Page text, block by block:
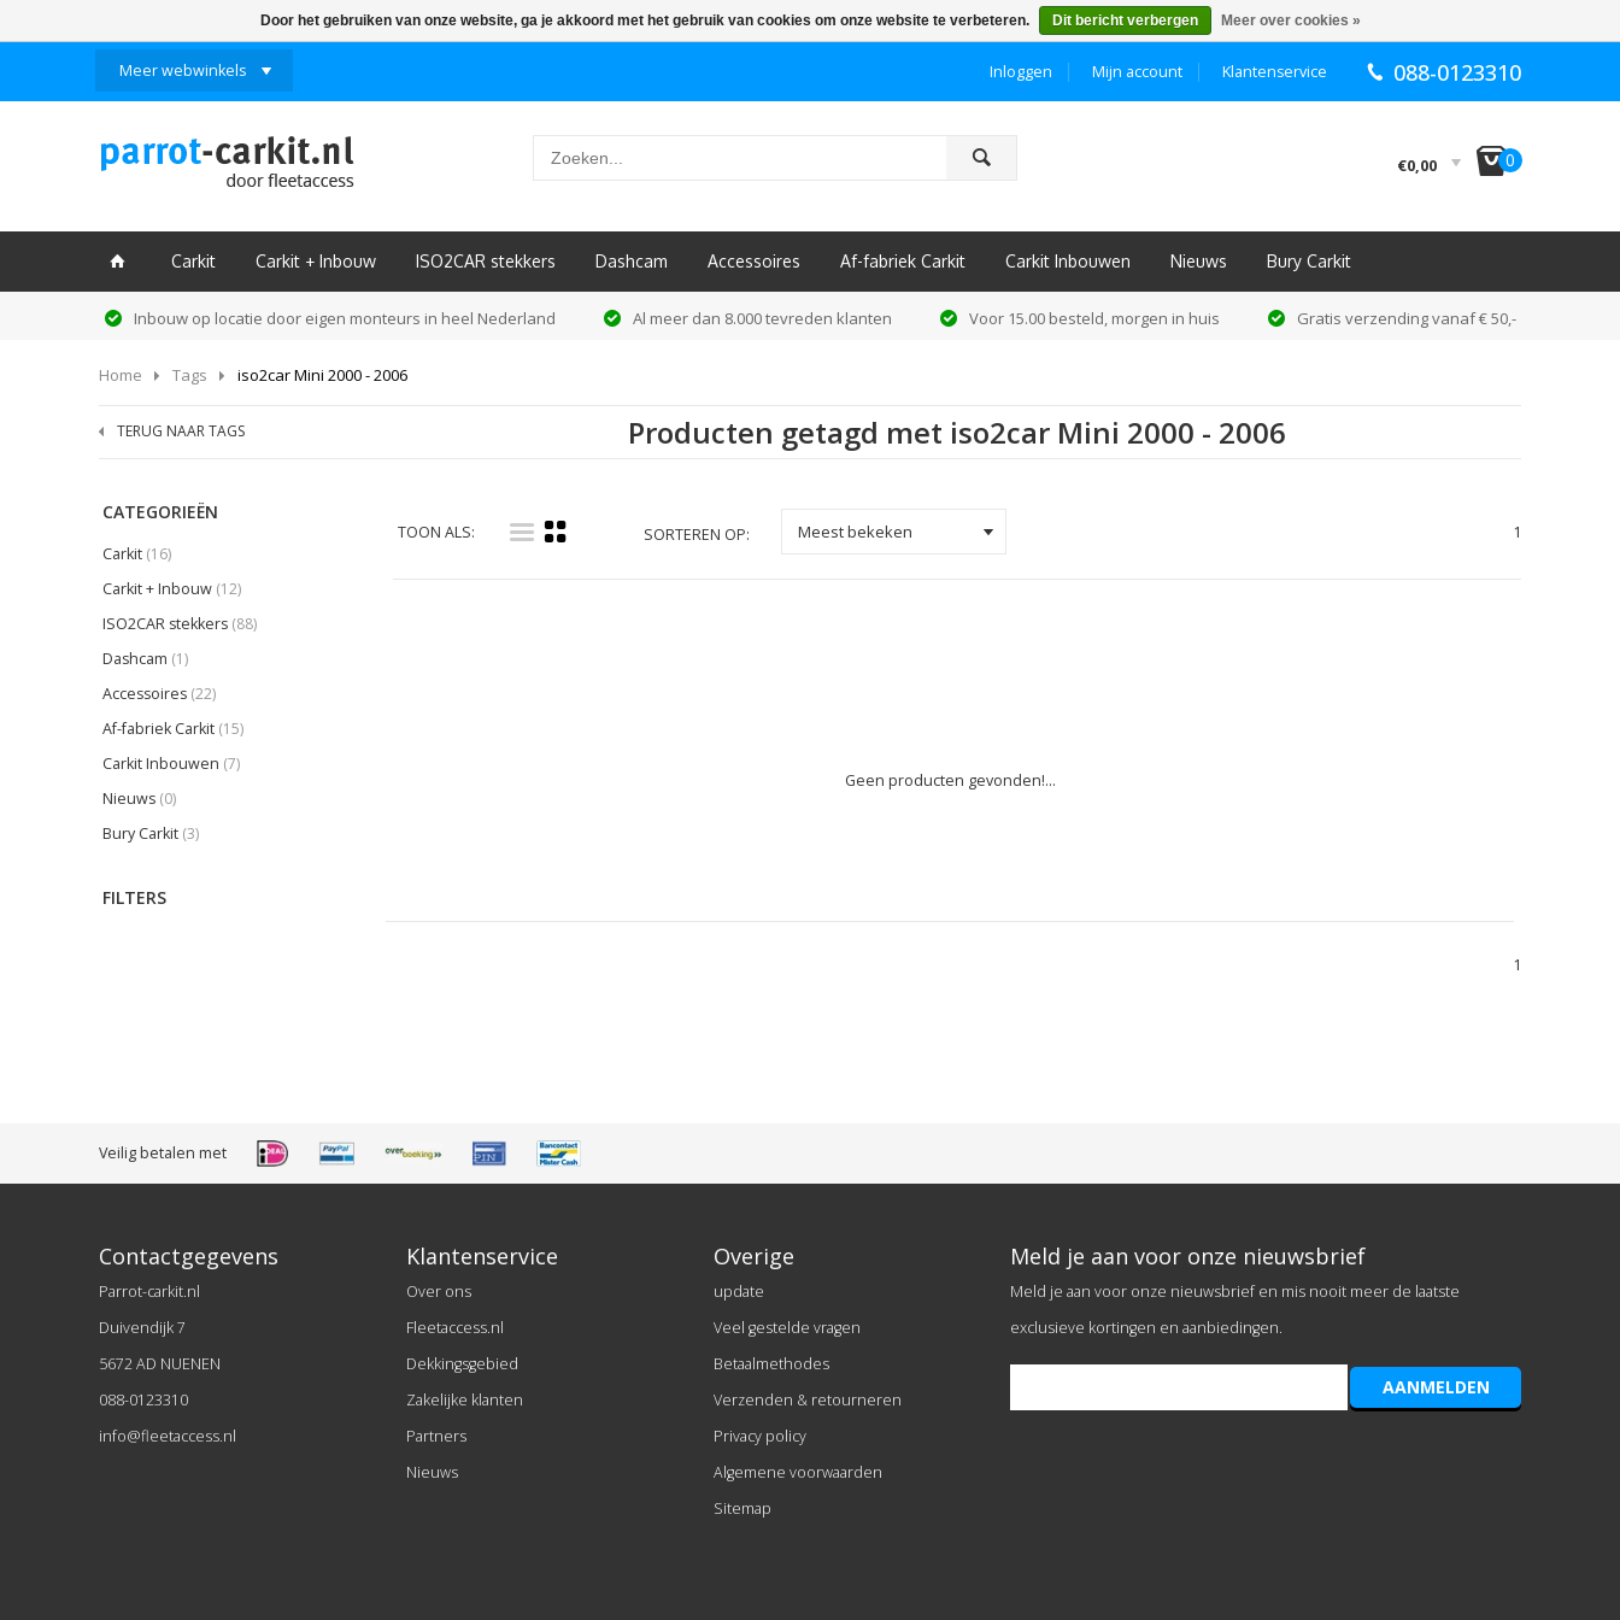
Meer webwinkels 088-0123310
Klantenservice
Mijn account
Inloggen
ô €0,00 I0
ï Carkit Carkit + Inbouw ISO2CAR stekkers Dashcam Accessoires Af-fabriek Carkit Carkit Inbouwen Nieuws Bury Carkit
Inbouw op locatie door eigen monteurs in heel Nederland Al meer dan 8.000 tevreden klanten Voor 15.00 besteld, morgen in huis Gratis verzending vanaf € 50,-
Home Tags iso2car Mini 2000 - 2006
TERUG NAAR TAGS Producten getagd met iso2car Mini 2000 - 2006
CATEGORIEËN
Carkit (16)
Carkit + Inbouw (12)
ISO2CAR stekkers (88)
Dashcam (1)
Accessoires (22)
Af-fabriek Carkit (15)
Carkit Inbouwen (7)
Nieuws (0)
Bury Carkit (3)
FILTERS
TOON ALS: i k SORTEREN OP: Meest bekeken 1
Geen producten gevonden!...
1
Veilig betalen met
Contactgegevens
Parrot-carkit.nl
Duivendijk 7
5672 AD NUENEN
088-0123310
info@fleetaccess.nl
Klantenservice
Over ons
Fleetaccess.nl
Dekkingsgebied
Zakelijke klanten
Partners
Nieuws
Overige
update
Veel gestelde vragen
Betaalmethodes
Verzenden & retourneren
Privacy policy
Algemene voorwaarden
Sitemap
Meld je aan voor onze nieuwsbrief
Meld je aan voor onze nieuwsbrief en mis nooit meer de laatste
exclusieve kortingen en aanbiedingen.
AANMELDEN
Door het gebruiken van onze website, ga je akkoord met het gebruik van cookies om onze website te verbeteren. Dit bericht verbergen Meer over cookies »